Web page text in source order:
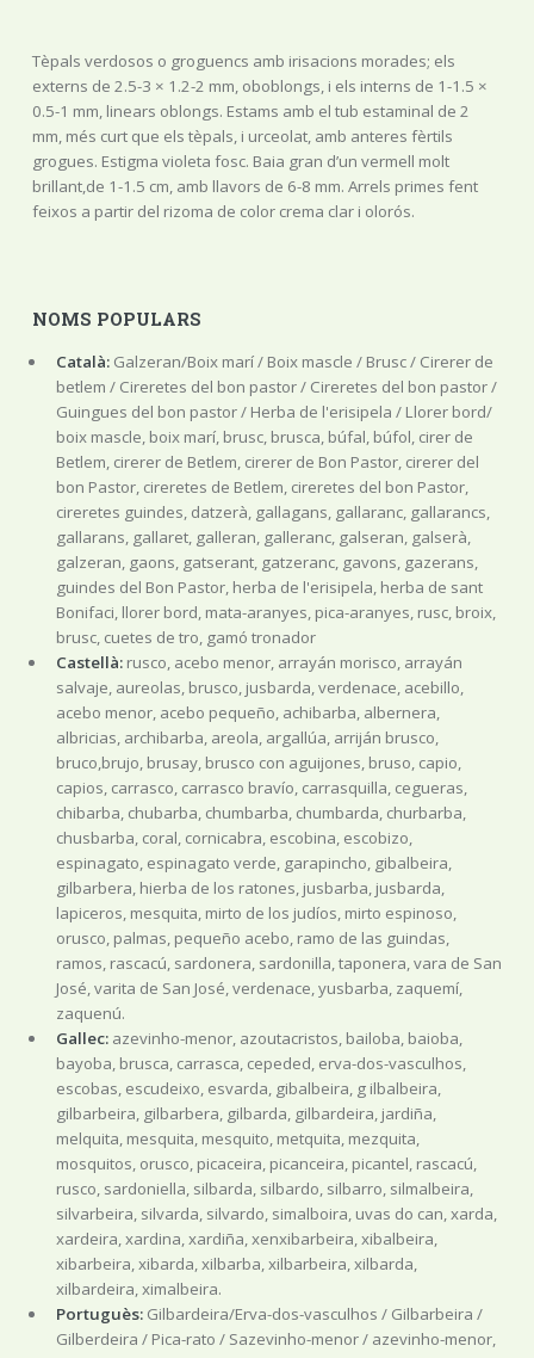
Tèpals verdosos o groguencs amb irisacions morades; els
externs de 2.5-3 × 1.2-2 mm, oboblongs, i els interns de 1-1.5 ×
0.5-1 mm, linears oblongs. Estams amb el tub estaminal de 2
mm, més curt que els tèpals, i urceolat, amb anteres fèrtils
grogues. Estigma violeta fosc. Baia gran d’un vermell molt
brillant,de 1-1.5 cm, amb llavors de 6-8 mm. Arrels primes fent
feixos a partir del rizoma de color crema clar i olorós.
NOMS POPULARS
Català:Galzeran/Boix marí / Boix mascle / Brusc / Cirerer de
betlem / Cireretes del bon pastor / Cireretes del bon pastor /
Guingues del bon pastor / Herba de l'erisipela / Llorer bord/
boix mascle, boix marí, brusc, brusca, búfal, búfol, cirer de
Betlem, cirerer de Betlem, cirerer de Bon Pastor, cirerer del
bon Pastor, cireretes de Betlem, cireretes del bon Pastor,
cireretes guindes, datzerà, gallagans, gallaranc, gallarancs,
gallarans, gallaret, galleran, galleranc, galseran, galserà,
galzeran, gaons, gatserant, gatzeranc, gavons, gazerans,
guindes del Bon Pastor, herba de l'erisipela, herba de sant
Bonifaci, llorer bord, mata-aranyes, pica-aranyes, rusc, broix,
brusc, cuetes de tro, gamó tronador
Castellà:rusco, acebo menor, arrayán morisco, arrayán
salvaje, aureolas, brusco, jusbarda, verdenace, acebillo,
acebo menor, acebo pequeño, achibarba, albernera,
albricias, archibarba, areola, argallúa, arriján brusco,
bruco,brujo, brusay, brusco con aguijones, bruso, capio,
capios, carrasco, carrasco bravío, carrasquilla, cegueras,
chibarba, chubarba, chumbarba, chumbarda, churbarba,
chusbarba, coral, cornicabra, escobina, escobizo,
espinagato, espinagato verde, garapincho, gibalbeira,
gilbarbera, hierba de los ratones, jusbarba, jusbarda,
lapiceros, mesquita, mirto de los judíos, mirto espinoso,
orusco, palmas, pequeño acebo, ramo de las guindas,
ramos, rascacú, sardonera, sardonilla, taponera, vara de San
José, varita de San José, verdenace, yusbarba, zaquemí,
zaquenú.
Gallec:azevinho-menor, azoutacristos, bailoba, baioba,
bayoba, brusca, carrasca, cepeded, erva-dos-vasculhos,
escobas, escudeixo, esvarda, gibalbeira, g ilbalbeira,
gilbarbeira, gilbarbera, gilbarda, gilbardeira, jardiña,
melquita, mesquita, mesquito, metquita, mezquita,
mosquitos, orusco, picaceira, picanceira, picantel, rascacú,
rusco, sardoniella, silbarda, silbardo, silbarro, silmalbeira,
silvarbeira, silvarda, silvardo, simalboira, uvas do can, xarda,
xardeira, xardina, xardiña, xenxibarbeira, xibalbeira,
xibarbeira, xibarda, xilbarba, xilbarbeira, xilbarda,
xilbardeira, ximalbeira.
Portuguès:Gilbardeira/Erva-dos-vasculhos / Gilbarbeira /
Gilberdeira / Pica-rato / Sazevinho-menor / azevinho-menor,